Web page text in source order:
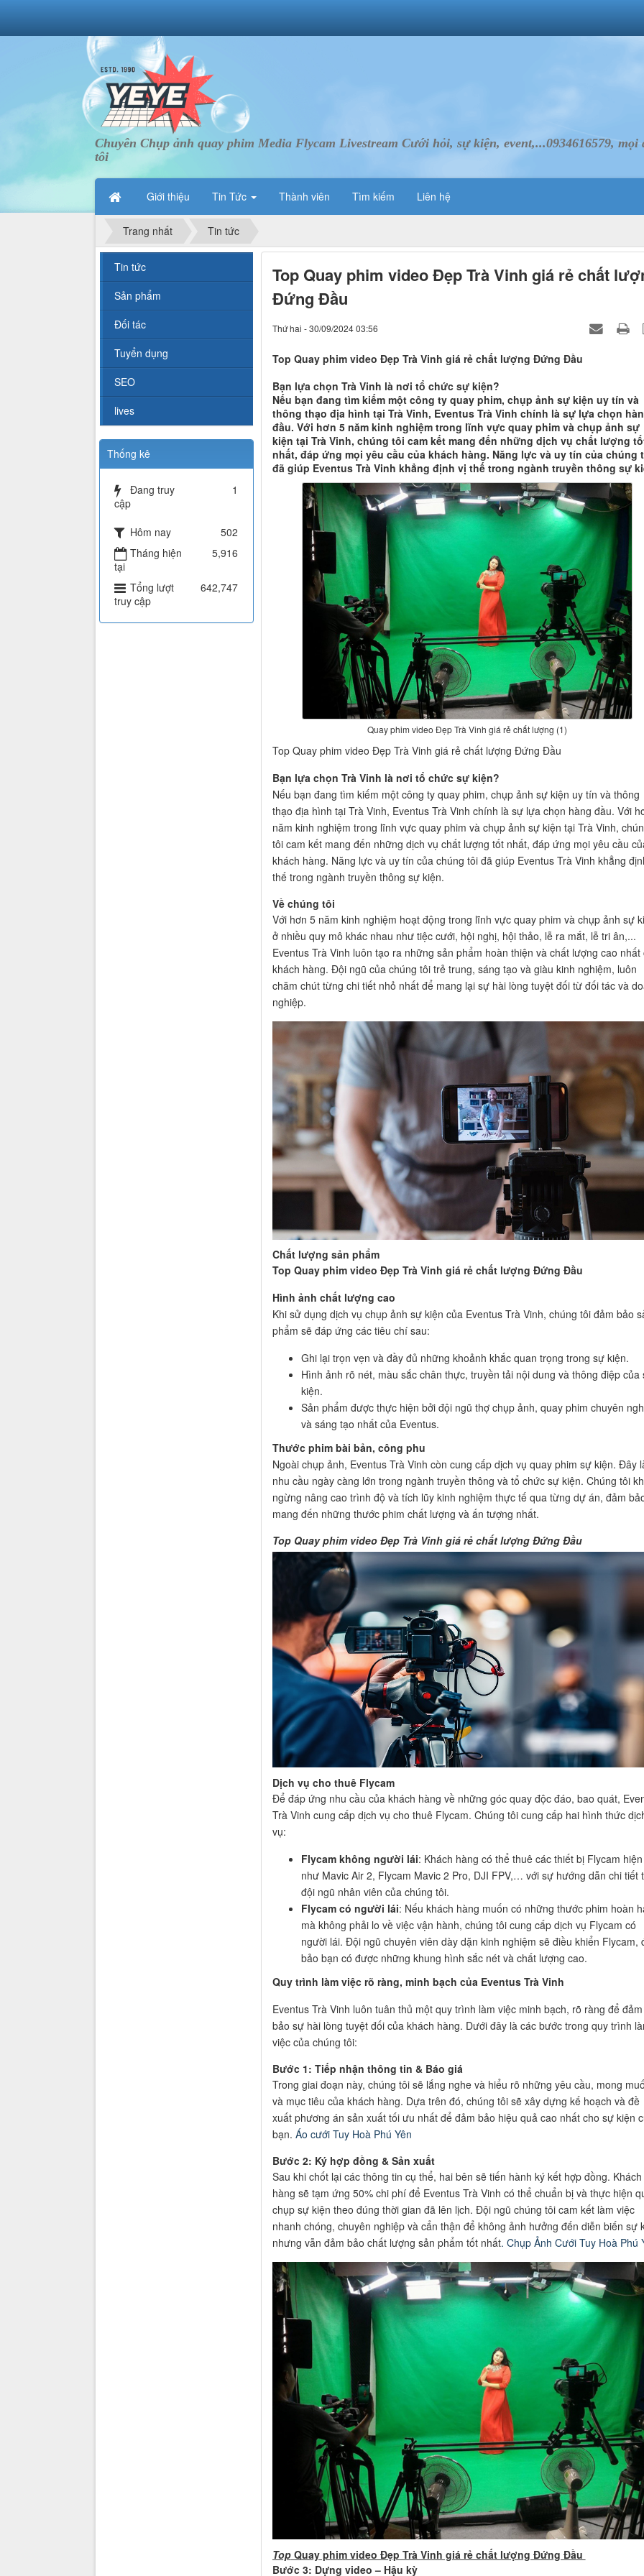
Chuyên Chụp ảnh quay phim Media Flycam Livestream Cưới hỏi, sự kiện, event,...0934616579,
tôi
Giới thiệu Tin Tức Thành viên Tìm kiếm Liên hệ
Trang nhất Tin tức
Top Quay phim video Đẹp Trà Vinh giá rẻ chất
Đứng Đầu
Thứ hai - 30/09/2024 03:56
Top Quay phim video Đẹp Trà Vinh giá rẻ chất lượng Đứng Đầu
Bạn lựa chọn Trà Vinh là nơi tổ chức sự kiện?
Nếu bạn đang tìm kiếm một công ty quay phim, chụp ảnh sự kiện uy tín và
thông thạo địa hình tại Trà Vinh, Eventus Trà Vinh chính là sự lựa chọn
đầu. Với hơn 5 năm kinh nghiệm trong lĩnh vực quay phim và chụp ảnh sự
kiện tại Trà Vinh, chúng tôi cam kết mang đến những dịch vụ chất lượng
nhất, đáp ứng mọi yêu cầu của khách hàng. Năng lực và uy tín của chúng
đã giúp Eventus Trà Vinh khẳng định vị thế trong ngành truyền thông sự
Quay phim video Đẹp Trà Vinh giá rẻ chất lượng (1)
Top Quay phim video Đẹp Trà Vinh giá rẻ chất lượng Đứng Đầu
Bạn lựa chọn Trà Vinh là nơi tổ chức sự kiện?
Nếu bạn đang tìm kiếm một công ty quay phim, chụp ảnh sự kiện uy tín và thông
thạo địa hình tại Trà Vinh, Eventus Trà Vinh chính là sự lựa chọn hàng đầu. Với
năm kinh nghiệm trong lĩnh vực quay phim và chụp ảnh sự kiện tại Trà Vinh,
tôi cam kết mang đến những dịch vụ chất lượng tốt nhất, đáp ứng mọi yêu cầu
khách hàng. Năng lực và uy tín của chúng tôi đã giúp Eventus Trà Vinh khẳng
thế trong ngành truyền thông sự kiện.
Về chúng tôi
Với hơn 5 năm kinh nghiệm hoạt động trong lĩnh vực quay phim và chụp ảnh sự
ở nhiều quy mô khác nhau như tiệc cưới, hội nghị, hội thảo, lễ ra mắt, lễ tri ân,...
Eventus Trà Vinh luôn tạo ra những sản phẩm hoàn thiện và chất lượng cao nhất
khách hàng. Đội ngũ của chúng tôi trẻ trung, sáng tạo và giàu kinh nghiệm, luôn
chăm chút từng chi tiết nhỏ nhất để mang lại sự hài lòng tuyệt đối từ đối tác và
nghiệp.
Chất lượng sản phẩm
Top Quay phim video Đẹp Trà Vinh giá rẻ chất lượng Đứng Đầu
Hình ảnh chất lượng cao
Khi sử dụng dịch vụ chụp ảnh sự kiện của Eventus Trà Vinh, chúng tôi đảm bảo
phẩm sẽ đáp ứng các tiêu chí sau:
Ghi lại trọn vẹn và đầy đủ những khoảnh khắc quan trọng trong sự kiện.
Hình ảnh rõ nét, màu sắc chân thực, truyền tải nội dung và thông điệp của
kiện.
Sản phẩm được thực hiện bởi đội ngũ thợ chụp ảnh, quay phim chuyên
và sáng tạo nhất của Eventus.
Thước phim bài bản, công phu
Ngoài chụp ảnh, Eventus Trà Vinh còn cung cấp dịch vụ quay phim sự kiện. Đây
nhu cầu ngày càng lớn trong ngành truyền thông và tổ chức sự kiện. Chúng tôi
ngừng nâng cao trình độ và tích lũy kinh nghiệm thực tế qua từng dự án, đảm
mang đến những thước phim chất lượng và ấn tượng nhất.
Top Quay phim video Đẹp Trà Vinh giá rẻ chất lượng Đứng Đầu
Dịch vụ cho thuê Flycam
Để đáp ứng nhu cầu của khách hàng về những góc quay độc đáo, bao quát,
Trà Vinh cung cấp dịch vụ cho thuê Flycam. Chúng tôi cung cấp hai hình thức
vụ:
Flycam không người lái: Khách hàng có thể thuê các thiết bị Flycam
như Mavic Air 2, Flycam Mavic 2 Pro, DJI FPV,… với sự hướng dẫn chi tiết
đội ngũ nhân viên của chúng tôi.
Flycam có người lái: Nếu khách hàng muốn có những thước phim hoàn
mà không phải lo về việc vận hành, chúng tôi cung cấp dịch vụ Flycam có
người lái. Đội ngũ chuyên viên dày dặn kinh nghiệm sẽ điều khiển Flycam,
bảo bạn có được những khung hình sắc nét và chất lượng cao.
Quy trình làm việc rõ ràng, minh bạch của Eventus Trà Vinh
Eventus Trà Vinh luôn tuân thủ một quy trình làm việc minh bạch, rõ ràng để đảm
bảo sự hài lòng tuyệt đối của khách hàng. Dưới đây là các bước trong quy trình
việc của chúng tôi:
Bước 1: Tiếp nhận thông tin & Báo giá
Trong giai đoạn này, chúng tôi sẽ lắng nghe và hiểu rõ những yêu cầu, mong
và mục tiêu của khách hàng. Dựa trên đó, chúng tôi sẽ xây dựng kế hoạch và đề
xuất phương án sản xuất tối ưu nhất để đảm bảo hiệu quả cao nhất cho sự kiện
bạn. Áo cưới Tuy Hoà Phú Yên
Bước 2: Ký hợp đồng & Sản xuất
Sau khi chốt lại các thông tin cụ thể, hai bên sẽ tiến hành ký kết hợp đồng. Khách
hàng sẽ tạm ứng 50% chi phí để Eventus Trà Vinh có thể chuẩn bị và thực hiện
chụp sự kiện theo đúng thời gian đã lên lịch. Đội ngũ chúng tôi cam kết làm việc
nhanh chóng, chuyên nghiệp và cẩn thận để không ảnh hưởng đến diễn biến sự
nhưng vẫn đảm bảo chất lượng sản phẩm tốt nhất. Chụp Ảnh Cưới Tuy Hoà Phú
TopQuay phim video Đẹp Trà Vinh giá rẻ chất lượng Đứng Đầu
Bước 3: Dựng video – Hậu kỳ
Tin tức
Sản phẩm
Đối tác
Tuyển dụng
SEO
lives
Thống kê
Đang truy
cập
1
Hôm nay
502
Tháng hiện
tại
5,916
Tổng lượt
truy cập
642,747